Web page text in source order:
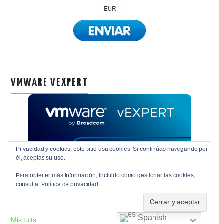
VMWARE VEXPERT
Mis tuits Spanish
Privacidad y cookies: este sitio usa cookies. Si continúas navegando por
él, aceptas su uso.
Para obtener más información, incluido cómo gestionar las cookies,
consulta: Política de privacidad